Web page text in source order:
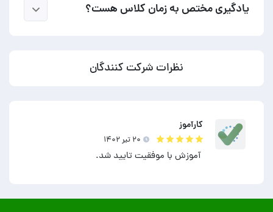
یادگیری مختص به زمان کلاس هست؟
نظرات شرکت کنندگان
کارآموز
۲۰ تير ۱۴۰۲
آموزش با موفقیت تایید شد.